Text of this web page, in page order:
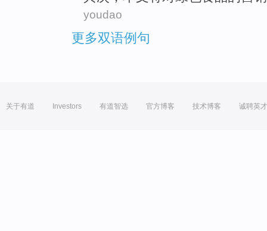
youdao
更多双语例句
关于有道 Investors 有道智选 官方博客 技术博客 诚聘英才